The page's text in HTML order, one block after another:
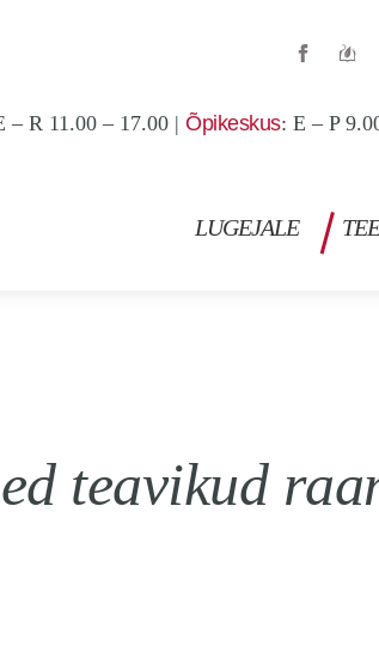
– R 11.00 – 17.00 | Õpikeskus: E – P
LUGEJALE
teavikud